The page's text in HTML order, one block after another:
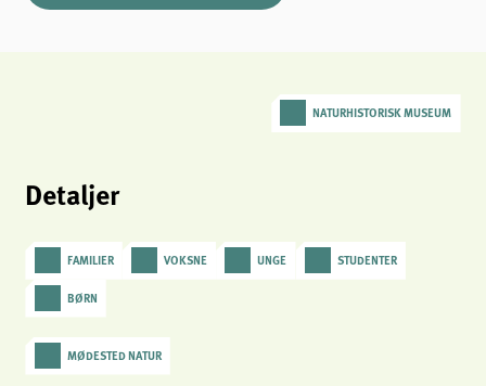
NATURHISTORISK MUSEUM
Detaljer
FAMILIER VOKSNE UNGE STUDENTER
BØRN
MØDESTED NATUR
STATISTIKKER